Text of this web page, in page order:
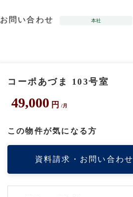
お問い合わせ 本社
コーポあづま 103号室
49,000 円 /月
この物件が気になる方
資料請求・お問い合わせ